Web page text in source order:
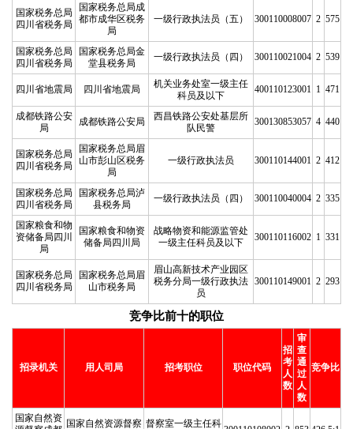
国家税务总局
四川省税务局
国家税务总局成
都市成华区税务
局
一级行政执法员（五） 300110008007 2 575
国家税务总局
四川省税务局
国家税务总局金
堂县税务局
一级行政执法员（四） 300110021004 2 539
四川省地震局 四川省地震局
机关业务处室一级主任
科员及以下
400110123001 1 471
成都铁路公安
局
成都铁路公安局
西昌铁路公安处基层所
队民警
300130853057 4 440
国家税务总局
四川省税务局
国家税务总局眉
山市彭山区税务
局
一级行政执法员 300110144001 2 412
国家税务总局
四川省税务局
国家税务总局泸
县税务局
一级行政执法员（四） 300110040004 2 335
国家粮食和物
资储备局四川
局
国家粮食和物资
储备局四川局
战略物资和能源监管处
一级主任科员及以下
300110116002 1 331
国家税务总局
四川省税务局
国家税务总局眉
山市税务局
眉山高新技术产业园区
税务分局一级行政执法
员
300110149001 2 293
竞争比前十的职位
招录机关 用人司局 招考职位 职位代码
招
考
人
数
审
查
通
过
人
数
竞争比
国家自然资 国家自然资源督察 督察室一级主任科